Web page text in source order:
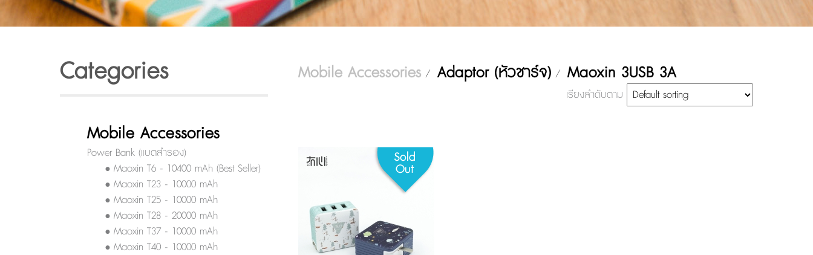
Categories
Mobile Accessories
Power Bank (แบตสำรอง)
• Maoxin T6 - 10400 mAh (Best Seller)
• Maoxin T23 - 10000 mAh
• Maoxin T25 - 10000 mAh
• Maoxin T28 - 20000 mAh
• Maoxin T37 - 10000 mAh
• Maoxin T40 - 10000 mAh
Mobile Accessories / Adaptor (หัวชาร์จ) / Maoxin 3USB 3A
เรียงลำดับตาม